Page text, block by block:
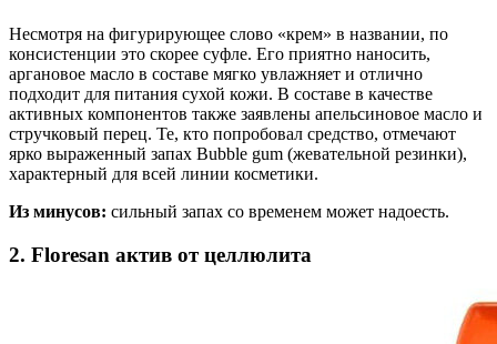
Несмотря на фигурирующее слово «крем» в названии, по
консистенции это скорее суфле. Его приятно наносить,
аргановое масло в составе мягко увлажняет и отлично
подходит для питания сухой кожи. В составе в качестве
активных компонентов также заявлены апельсиновое масло и
стручковый перец. Те, кто попробовал средство, отмечают
ярко выраженный запах Bubble gum (жевательной резинки),
характерный для всей линии косметики.
Из минусов: сильный запах со временем может надоесть.
2. Floresan актив от целлюлита